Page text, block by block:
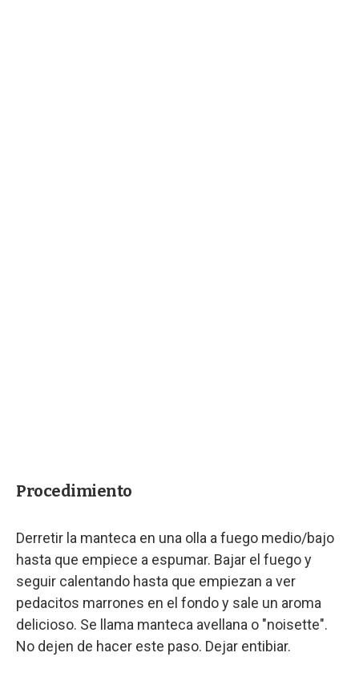
Procedimiento
Derretir la manteca en una olla a fuego medio/bajo
hasta que empiece a espumar. Bajar el fuego y
seguir calentando hasta que empiezan a ver
pedacitos marrones en el fondo y sale un aroma
delicioso. Se llama manteca avellana o "noisette".
No dejen de hacer este paso. Dejar entibiar.